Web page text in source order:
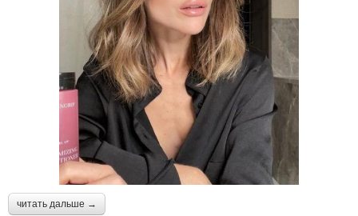
читать дальше →